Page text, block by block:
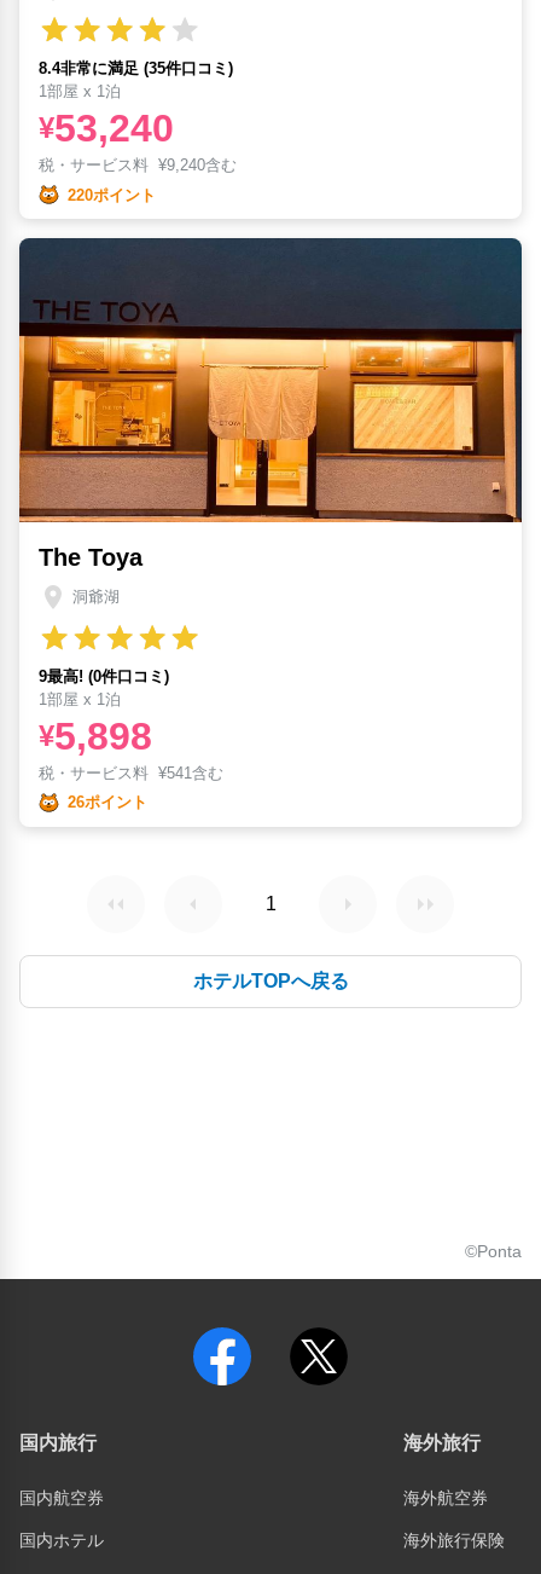
8.4非常に満足 (35件口コミ)
1部屋 x 1泊
¥53,240
税・サービス料 ¥9,240含む
220ポイント
The Toya
洞爺湖
9最高! (0件口コミ)
1部屋 x 1泊
¥5,898
税・サービス料 ¥541含む
26ポイント
1
ホテルTOPへ戻る
©Ponta
国内旅行
国内航空券
国内ホテル
海外旅行
海外航空券
海外旅行保険